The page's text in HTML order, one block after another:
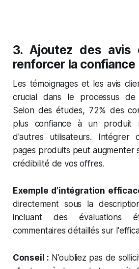
3. Ajoutez des avis
renforcer la confiance
Les témoignages et les avis
crucial dans le processus de
Selon des études, 72% des
plus confiance à un produit
d'autres utilisateurs. Intégrer
pages produits peut augmenter
crédibilité de vos offres.
Exemple d’intégration
directement sous la
incluant des évaluations
commentaires détaillés sur
Conseil : N’oubliez pas de